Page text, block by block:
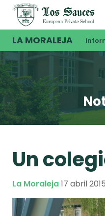
LA MORALEJA
Un
La Moraleja17 abril 2015